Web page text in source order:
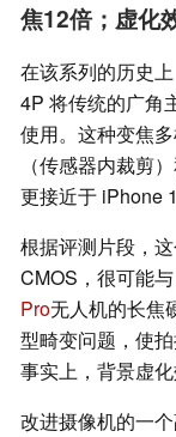
焦12倍；虚化
在该系列的历史
4P 将传统的广角
使用。这种变焦
（传感器内裁剪
更接近于 iPhone
根据评测片段，
CMOS，很可能
Pro无人机的长焦
型畸变问题，使
事实上，背景虚化
改进摄像机的一